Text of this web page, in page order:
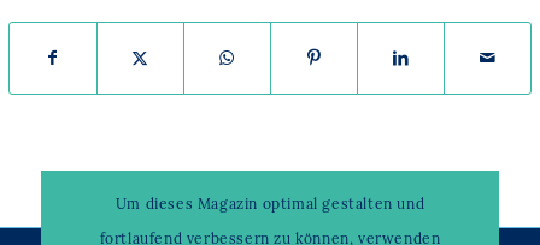
Um dieses Magazin optimal gestalten und
fortlaufend verbessern zu können, verwenden